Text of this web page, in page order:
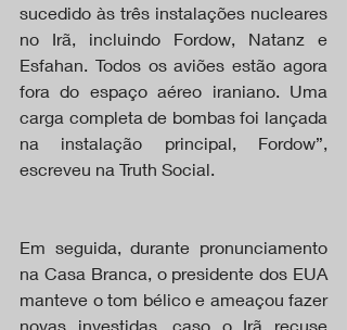
sucedido às três instalações nucleares
no Irã, incluindo Fordow, Natanz e
Esfahan. Todos os aviões estão agora
fora do espaço aéreo iraniano. Uma
carga completa de bombas foi lançada
na instalação principal, Fordow”,
escreveu na Truth Social.
Em seguida, durante pronunciamento
na Casa Branca, o presidente dos EUA
manteve o tom bélico e ameaçou fazer
novas investidas, caso o Irã recuse